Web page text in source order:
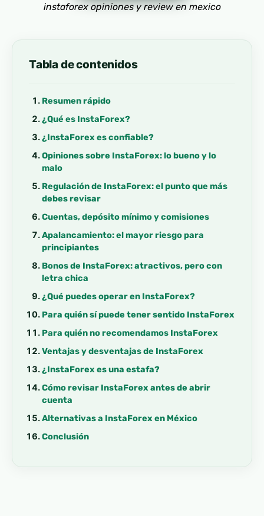
instaforex opiniones y review en mexico
Tabla de contenidos
Resumen rápido
¿Qué es InstaForex?
¿InstaForex es confiable?
Opiniones sobre InstaForex: lo bueno y lo
malo
Regulación de InstaForex: el punto que más
debes revisar
Cuentas, depósito mínimo y comisiones
Apalancamiento: el mayor riesgo para
principiantes
Bonos de InstaForex: atractivos, pero con
letra chica
¿Qué puedes operar en InstaForex?
Para quién sí puede tener sentido InstaForex
Para quién no recomendamos InstaForex
Ventajas y desventajas de InstaForex
¿InstaForex es una estafa?
Cómo revisar InstaForex antes de abrir
cuenta
Alternativas a InstaForex en México
Conclusión